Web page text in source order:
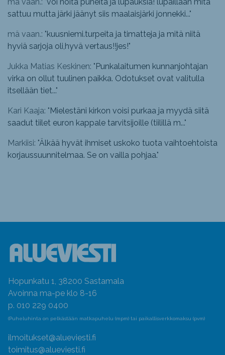
sattuu mutta järki jäänyt siis maalaisjärki jonnekki..."
mä vaan.: "kuusniemi.turpeita ja timatteja ja mitä niitä
hyviä sarjoja oli,hyvä vertaus!!jes!"
Jukka Matias Keskinen: "Punkalaitumen kunnanjohtajan
virka on ollut tuulinen paikka. Odotukset ovat valitulla
itsellään tiet..."
Kari Kaaja: "Mielestäni kirkon voisi purkaa ja myydä siitä
saadut tiilet euron kappale tarvitsijoille (tiilillä m..."
Markiisi: "Älkää hyvät ihmiset uskoko tuota vaihtoehtoista
korjaussuunnitelmaa. Se on vailla pohjaa."
Hopunkatu 1, 38200 Sastamala
Avoinna ma-pe klo 8-16
p. 010 229 0400
(Puheluhinta on pelkästään matkapuhelu (mpm) tai paikallisverkkomaksu (pvm)
ilmoitukset@alueviesti.fi
toimitus@alueviesti.fi